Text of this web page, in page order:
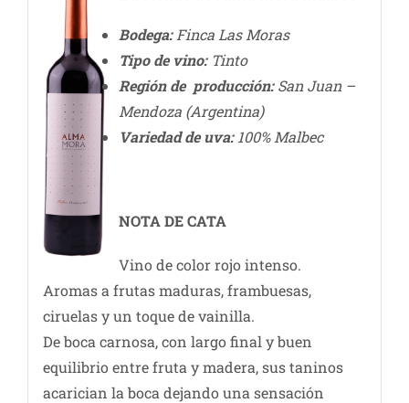
Bodega:Finca Las Moras
Tipo de vino: Tinto
Región de producción:San Juan –
Mendoza (Argentina)
Variedad de uva: 100% Malbec
NOTA DE CATA
Vino de color rojo intenso.
Aromas a frutas maduras, frambuesas,
ciruelas y un toque de vainilla.
De boca carnosa, con largo final y buen
equilibrio entre fruta y madera, sus taninos
acarician la boca dejando una sensación